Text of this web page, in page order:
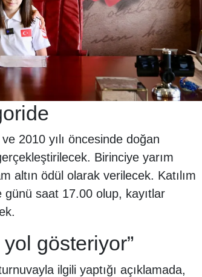
2010 yılı öncesinde doğan
Birinciye yarım
altın ödül olarak verilecek. Katılım
saat 17.00 olup, kayıtlar
yol gösteriyor”
ilgili yaptığı açıklamada,